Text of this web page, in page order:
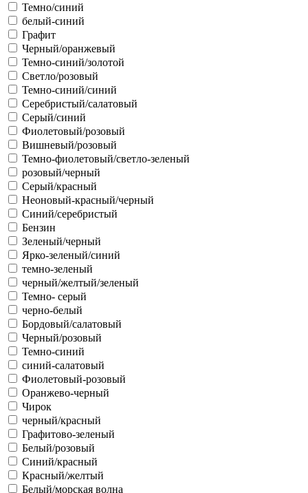
Темно/синий
белый-синий
Графит
Черный/оранжевый
Темно-синий/золотой
Светло/розовый
Темно-синий/синий
Серебристый/салатовый
Серый/синий
Фиолетовый/розовый
Вишневый/розовый
Темно-фиолетовый/светло-зеленый
розовый/черный
Серый/красный
Неоновый-красный/черный
Синий/серебристый
Бензин
Зеленый/черный
Ярко-зеленый/синий
темно-зеленый
черный/желтый/зеленый
Темно- серый
черно-белый
Бордовый/салатовый
Черный/розовый
Темно-синий
синий-салатовый
Фиолетовый-розовый
Оранжево-черный
Чирок
черный/красный
Графитово-зеленый
Белый/розовый
Синий/красный
Красный/желтый
Белый/морская волна